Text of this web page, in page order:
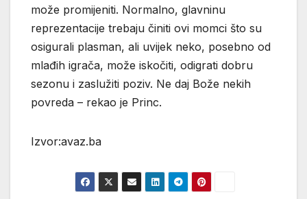
može promijeniti. Normalno, glavninu
reprezentacije trebaju činiti ovi momci što su
osigurali plasman, ali uvijek neko, posebno od
mlađih igrača, može iskočiti, odigrati dobru
sezonu i zaslužiti poziv. Ne daj Bože nekih
povreda – rekao je Princ.
Izvor:avaz.ba